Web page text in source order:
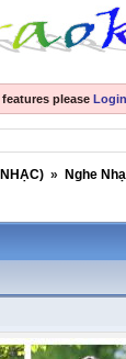
please Login
» Nghe